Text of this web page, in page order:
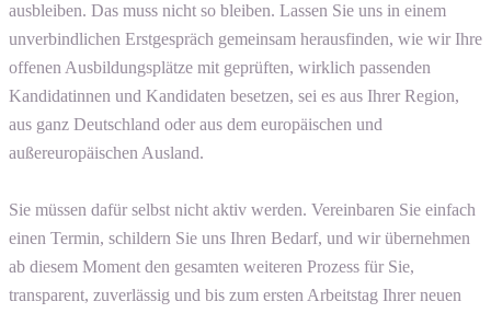
ausbleiben. Das muss nicht so bleiben. Lassen Sie uns in einem
unverbindlichen Erstgespräch gemeinsam herausfinden, wie wir Ihre
offenen Ausbildungsplätze mit geprüften, wirklich passenden
Kandidatinnen und Kandidaten besetzen, sei es aus Ihrer Region,
aus ganz Deutschland oder aus dem europäischen und
außereuropäischen Ausland.
Sie müssen dafür selbst nicht aktiv werden. Vereinbaren Sie einfach
einen Termin, schildern Sie uns Ihren Bedarf, und wir übernehmen
ab diesem Moment den gesamten weiteren Prozess für Sie,
transparent, zuverlässig und bis zum ersten Arbeitstag Ihrer neuen